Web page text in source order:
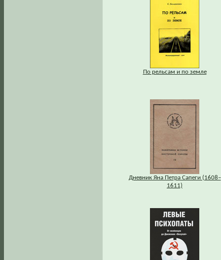
По рельсам и по земле
Дневник Яна Петра Сапеги (1608–
1611)